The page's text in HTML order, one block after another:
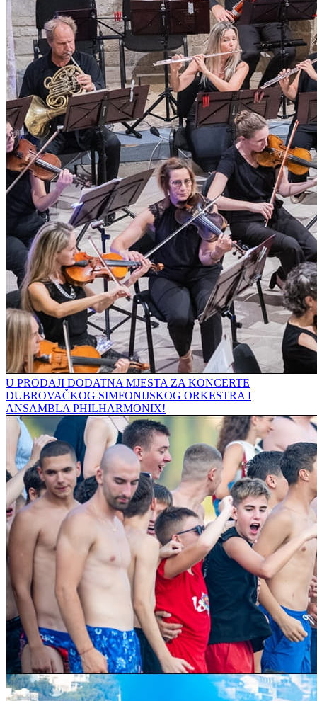
U PRODAJI DODATNA MJESTA ZA KONCERTE
DUBROVAČKOG SIMFONIJSKOG ORKESTRA I
ANSAMBLA PHILHARMONIX!